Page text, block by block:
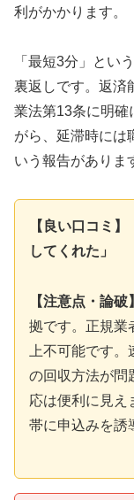
利がかかります。
「最短3分」とい
裏返しです。返済
業法第13条に明確
がら、延滞時には
いう報告がありま
【良い口コミ
してくれた」
【注意点・論破】
拠です。正規業
上不可能です
の回収方法が問
応は便利に見え
帯に申込みを誘